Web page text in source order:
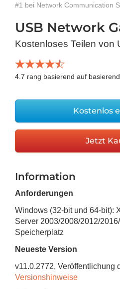
#1 bei Network Communication
USB Network
Kostenloses Teilen von
4.7 rang basierend auf
Kostenlos
Jetzt
Information
Anforderungen
Windows (32-bit und 64-bit):
Server 2003/2008/2012/
Speicherplatz
Neueste Version
v11.0.2772, Veröffentlichung
Versionshinweise